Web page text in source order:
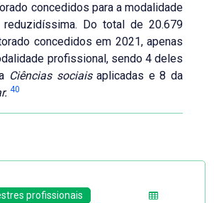
concedidos para a modalidade
Do total de 20.679
concedidos em 2021, apenas
profissional, sendo 4 deles
Ciências sociaisaplicadas e 8 da
40
profissionais